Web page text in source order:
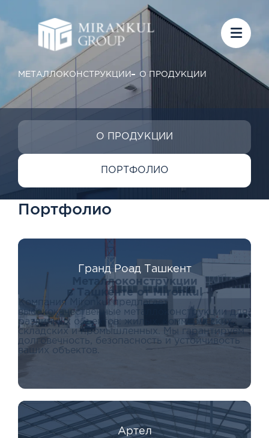
МЕТАЛЛОКОНСТРУКЦИИ О ПРОДУКЦИИ
Портфолио
Гранд Роад Ташкент
Металлоконструкции
в Ташкенте от Mironkul
Компания Mironkul предлагает
высококачественные металлоконструкции для
различных объектов: жилых, коммерческих,
складских и промышленных. Мы гарантируем
долговечность, безопасность и устойчивость
ваших объектов.
Артел
О ПРОДУКЦИИ
ПОРТФОЛИО